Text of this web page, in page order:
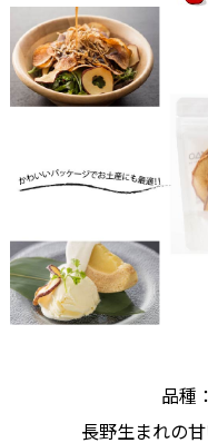
品種
長野生まれの